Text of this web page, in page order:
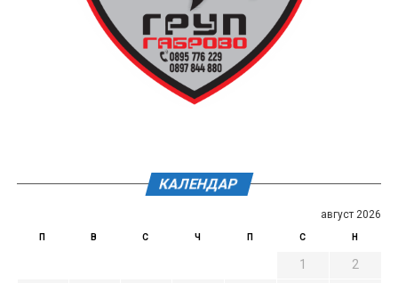
КАЛЕНДАР
август 2026
П В С Ч П С Н
1
2